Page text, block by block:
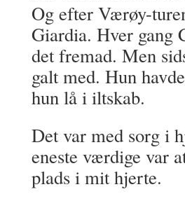
Og efter Værøy-
Giardia. Hver gang
det fremad. Men
galt med. Hun
hun lå i iltskab.
Det var med sorg i
eneste værdige var
plads i mit hjerte.